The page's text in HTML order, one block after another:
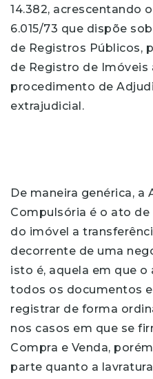
14.382, acrescentando
6.015/73 que dispõe
de Registros Públicos,
de Registro de Imóveis
procedimento de
extrajudicial.
De maneira genérica, a
Compulsória é o ato
do imóvel a
decorrente de uma
isto é, aquela em que
todos os documentos
registrar de forma
nos casos em que se
Compra e Venda,
parte quanto a